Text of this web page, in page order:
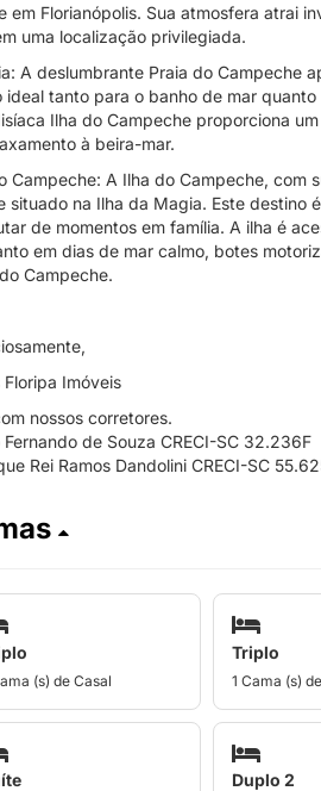
em Florianópolis. Sua atmosfera atrai
uma localização privilegiada.
A deslumbrante Praia do Campeche
ideal tanto para o banho de mar
Ilha do Campeche proporciona
à beira-mar.
Campeche: A Ilha do Campeche, com
situado na Ilha da Magia. Este destino
de momentos em família. A ilha é
em dias de mar calmo, botes
Campeche.
Floripa Imóveis
nossos corretores.
Fernando de Souza CRECI-SC 32.236F
Rei Ramos Dandolini CRECI-SC
(s) de Casal
Triplo
1 Cama (s)
Duplo 2